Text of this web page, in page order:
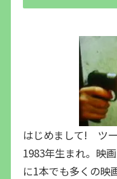
はじめまして! ツー
1983年生まれ。映
に1本でも多くの映